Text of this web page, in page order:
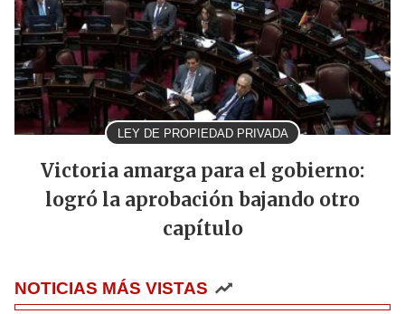
LEY DE PROPIEDAD PRIVADA
Victoria amarga para el gobierno:
logró la aprobación bajando otro
capítulo
NOTICIAS MÁS VISTAS